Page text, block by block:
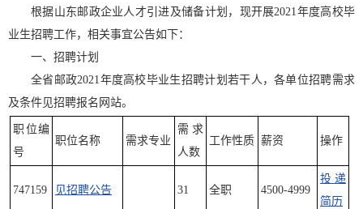
根据山东邮政企业人才引进及储备计划，现开展2021年度高校毕
业生招聘工作，相关事宜公告如下：
一、招聘计划
全省邮政2021年度高校毕业生招聘计划若干人，各单位招聘需求
及条件见招聘报名网站。
职位编
号
职位名称 需求专业
需求
人数
工作性质 薪资 操作
747159 见招聘公告 31 全职 4500-4999
投递
简历